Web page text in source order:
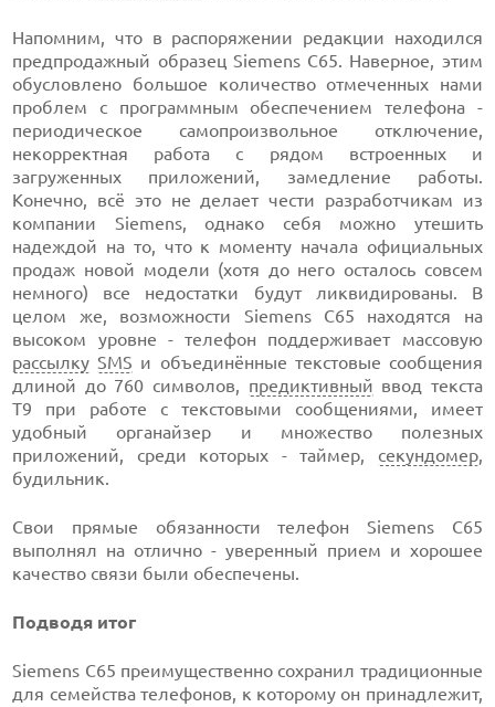
Напомним, что в распоряжении редакции находился
предпродажный образец Siemens С65. Наверное, этим
обусловлено большое количество отмеченных нами
проблем с программным обеспечением телефона -
периодическое самопроизвольное отключение,
некорректная работа с рядом встроенных и
загруженных приложений, замедление работы.
Конечно, всё это не делает чести разработчикам из
компании Siemens, однако себя можно утешить
надеждой на то, что к моменту начала официальных
продаж новой модели (хотя до него осталось совсем
немного) все недостатки будут ликвидированы. В
целом же, возможности Siemens С65 находятся на
высоком уровне - телефон поддерживает массовую
рассылку SMS и объединённые текстовые сообщения
длиной до 760 символов, предиктивный ввод текста
Т9 при работе с текстовыми сообщениями, имеет
удобный органайзер и множество полезных
приложений, среди которых - таймер, секундомер,
будильник.
Свои прямые обязанности телефон Siemens С65
выполнял на отлично - уверенный прием и хорошее
качество связи были обеспечены.
Подводя итог
Siemens С65 преимущественно сохранил традиционные
для семейства телефонов, к которому он принадлежит,